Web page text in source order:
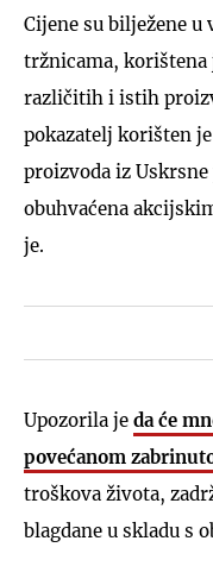
Cijene su bilježene
tržnicama, korištena
različitih i istih
pokazatelj korišten
proizvoda iz
obuhvaćena
je.
Upozorila je da će
povećanom
troškova života,
blagdane u skladu s